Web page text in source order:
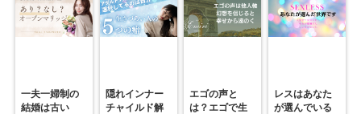
一夫一婦制の
結婚は古い
隠れインナー
チャイルド解
エゴの声と
は？エゴで生
レスはあなた
が選んでいる